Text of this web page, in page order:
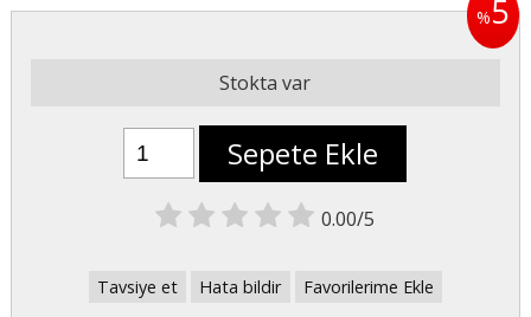
%5
Stokta var
Sepete Ekle
0.00/5
Tavsiye et Hata bildir Favorilerime Ekle